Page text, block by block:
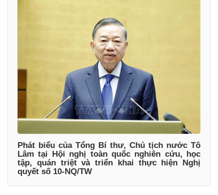
Phát biểu của Tổng Bí thư, Chủ tịch nước Tô
Lâm tại Hội nghị toàn quốc nghiên cứu, học
tập, quán triệt và triển khai thực hiện Nghị
quyết số 10-NQ/TW